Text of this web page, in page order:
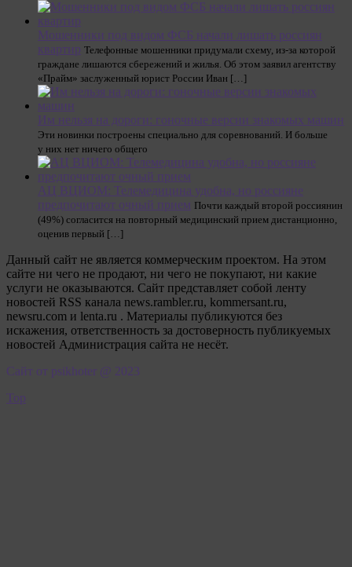
Мошенники под видом ФСБ начали лишать россиян
квартир Телефонные мошенники придумали схему, из-за которой
граждане лишаются сбережений и жилья. Об этом заявил агентству
«Прайм» заслуженный юрист России Иван […]
Им нельзя на дороги: гоночные версии знакомых машин
Эти новинки построены специально для соревнований. И больше
у них нет ничего общего
АЦ ВЦИОМ: Телемедицина удобна, но россияне
предпочитают очный прием Почти каждый второй россиянин
(49%) согласится на повторный медицинский прием дистанционно,
оценив первый […]
Данный сайт не является коммерческим проектом. На этом
сайте ни чего не продают, ни чего не покупают, ни какие
услуги не оказываются. Сайт представляет собой ленту
новостей RSS канала news.rambler.ru, kommersant.ru,
newsru.com и lenta.ru . Материалы публикуются без
искажения, ответственность за достоверность публикуемых
новостей Администрация сайта не несёт.
Сайт от psikhoter @ 2023
Top